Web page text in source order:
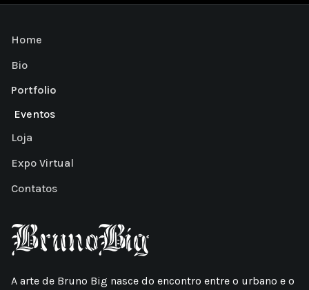
Home
Bio
Portfolio
Eventos
Loja
Expo Virtual
Contatos
A arte de Bruno Big nasce do encontro entre o urbano e o